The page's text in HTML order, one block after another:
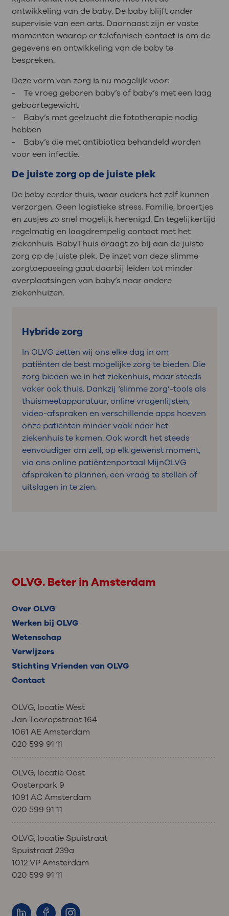
ontwikkeling van de baby. De baby blijft onder
supervisie van een arts. Daarnaast zijn er vaste
momenten waarop er telefonisch contact is om de
gegevens en ontwikkeling van de baby te
bespreken.
Deze vorm van zorg is nu mogelijk voor:
- Te vroeg geboren baby’s of baby’s met een laag
geboortegewicht
- Baby’s met geelzucht die fototherapie nodig
hebben
- Baby’s die met antibiotica behandeld worden
voor een infectie.
De juiste zorg op de juiste plek
De baby eerder thuis, waar ouders het zelf kunnen
verzorgen. Geen logistieke stress. Familie, broertjes
en zusjes zo snel mogelijk herenigd. En tegelijkertijd
regelmatig en laagdrempelig contact met het
ziekenhuis. BabyThuis draagt zo bij aan de juiste
zorg op de juiste plek. De inzet van deze slimme
zorgtoepassing gaat daarbij leiden tot minder
overplaatsingen van baby’s naar andere
ziekenhuizen.
Hybride zorg
In OLVG zetten wij ons elke dag in om
patiënten de best mogelijke zorg te bieden. Die
zorg bieden we in het ziekenhuis, maar steeds
vaker ook thuis. Dankzij ‘slimme zorg’-tools als
thuismeetapparatuur, online vragenlijsten,
video-afspraken en verschillende apps hoeven
onze patiënten minder vaak naar het
ziekenhuis te komen. Ook wordt het steeds
eenvoudiger om zelf, op elk gewenst moment,
via ons online patiëntenportaal MijnOLVG
afspraken te plannen, een vraag te stellen of
uitslagen in te zien.
OLVG. Beter in Amsterdam
Over OLVG
Werken bij OLVG
Wetenschap
Verwijzers
Stichting Vrienden van OLVG
Contact
OLVG, locatie West
Jan Tooropstraat 164
1061 AE Amsterdam
020 599 91 11
OLVG, locatie Oost
Oosterpark 9
1091 AC Amsterdam
020 599 91 11
OLVG, locatie Spuistraat
Spuistraat 239a
1012 VP Amsterdam
020 599 91 11